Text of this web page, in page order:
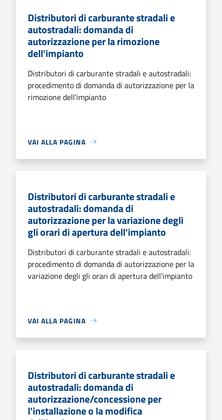
Distributori di carburante stradali e
autostradali: domanda di
autorizzazione per la rimozione
dell'impianto
Distributori di carburante stradali e autostradali:
procedimento di domanda di autorizzazione per la
rimozione dell'impianto
VAI ALLA PAGINA
Distributori di carburante stradali e
autostradali: domanda di
autorizzazione per la variazione degli
gli orari di apertura dell'impianto
Distributori di carburante stradali e autostradali:
procedimento di domanda di autorizzazione per la
variazione degli gli orari di apertura dell'impianto
VAI ALLA PAGINA
Distributori di carburante stradali e
autostradali: domanda di
autorizzazione/concessione per
l'installazione o la modifica